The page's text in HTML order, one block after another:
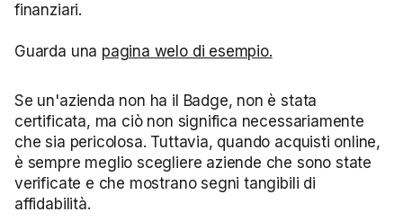
finanziari.
Guarda una pagina welo di esempio.
Se un'azienda non ha il Badge, non è stata
certificata, ma ciò non significa necessariamente
che sia pericolosa. Tuttavia, quando acquisti online,
è sempre meglio scegliere aziende che sono state
verificate e che mostrano segni tangibili di
affidabilità.